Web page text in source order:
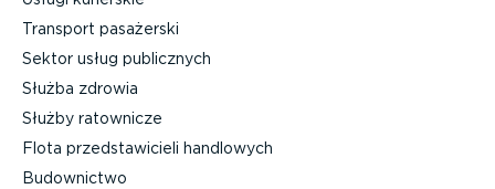
Transport pasażerski
Sektor usług publicznych
Służba zdrowia
Służby ratownicze
Flota przed­sta­wi­cieli handlowych
Budownictwo